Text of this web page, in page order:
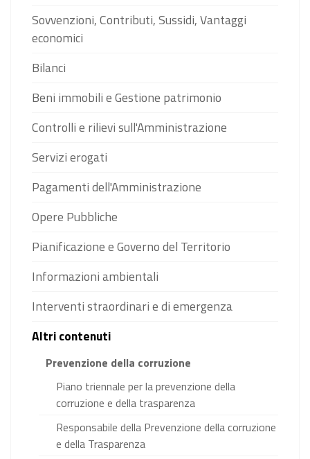
Sovvenzioni, Contributi, Sussidi, Vantaggi
economici
Bilanci
Beni immobili e Gestione patrimonio
Controlli e rilievi sull'Amministrazione
Servizi erogati
Pagamenti dell'Amministrazione
Opere Pubbliche
Pianificazione e Governo del Territorio
Informazioni ambientali
Interventi straordinari e di emergenza
Altri contenuti
Prevenzione della corruzione
Piano triennale per la prevenzione della
corruzione e della trasparenza
Responsabile della Prevenzione della corruzione
e della Trasparenza